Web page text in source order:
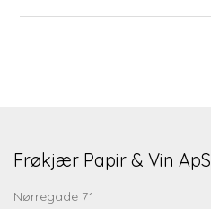
Frøkjær Papir & Vin ApS
Nørregade 71